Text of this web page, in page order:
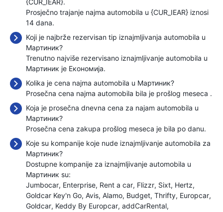
{CUR_IEAR}.
Prosječno trajanje najma automobila u {CUR_IEAR} iznosi
14 dana.
Koji je najbrže rezervisan tip iznajmljivanja automobila u
Мартиник?
Trenutno najviše rezervisano iznajmljivanje automobila u
Мартиник je Економија.
Kolika je cena najma automobila u Мартиник?
Prosečna cena najma automobila bila je prošlog meseca .
Koja je prosečna dnevna cena za najam automobila u
Мартиник?
Prosečna cena zakupa prošlog meseca je bila po danu.
Koje su kompanije koje nude iznajmljivanje automobila za
Мартиник?
Dostupne kompanije za iznajmljivanje automobila u
Мартиник su:
Jumbocar Enterprise Rent a car Flizzr Sixt Hertz
Goldcar Key'n Go Avis Alamo Budget Thrifty Europcar
Goldcar Keddy By Europcar addCarRental